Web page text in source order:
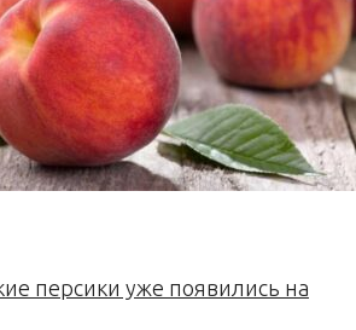
персики уже появились на